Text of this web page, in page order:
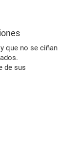
que no se ciñan
de sus